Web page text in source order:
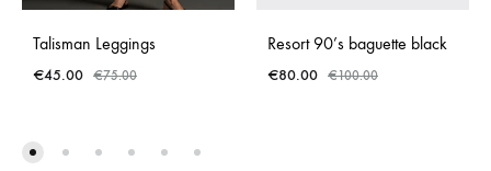
Talisman Leggings
€45.00 €75.00
Resort 90’s baguette black
€80.00 €100.00